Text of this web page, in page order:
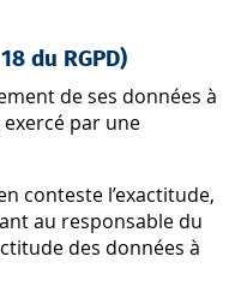
du RGPD)
de ses données à
par une
conteste l’exactitude,
au responsable du
des données à